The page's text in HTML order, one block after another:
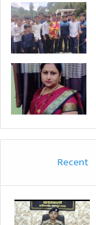
Recent